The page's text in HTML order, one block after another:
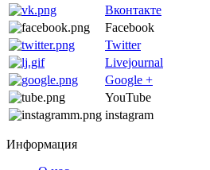
Вконтакте
Facebook
Twitter
Livejournal
Google +
YouTube
instagram
Информация